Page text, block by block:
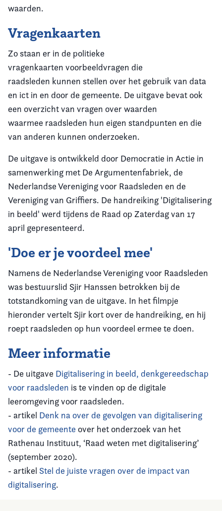
waarden.
Vragenkaarten
Zo staan er in de politieke
vragenkaarten voorbeeldvragen die
raadsleden kunnen stellen over het gebruik van data
en ict in en door de gemeente. De uitgave bevat ook
een overzicht van vragen over waarden
waarmee raadsleden hun eigen standpunten en die
van anderen kunnen onderzoeken.
De uitgave is ontwikkeld door Democratie in Actie in
samenwerking met De Argumentenfabriek, de
Nederlandse Vereniging voor Raadsleden en de
Vereniging van Griffiers. De handreiking 'Digitalisering
in beeld' werd tijdens de Raad op Zaterdag van 17
april gepresenteerd.
'Doe er je voordeel mee'
Namens de Nederlandse Vereniging voor Raadsleden
was bestuurslid Sjir Hanssen betrokken bij de
totstandkoming van de uitgave. In het filmpje
hieronder vertelt Sjir kort over de handreiking, en hij
roept raadsleden op hun voordeel ermee te doen.
Meer informatie
- De uitgave Digitalisering in beeld, denkgereedschap
voor raadsleden is te vinden op de digitale
leeromgeving voor raadsleden.
- artikel Denk na over de gevolgen van digitalisering
voor de gemeente over het onderzoek van het
Rathenau Instituut, ‘Raad weten met digitalisering’
(september 2020).
- artikel Stel de juiste vragen over de impact van
digitalisering.